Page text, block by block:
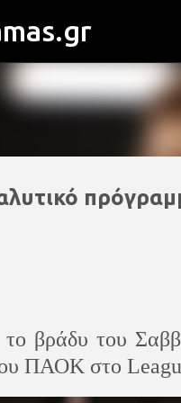
το βράδυ του
ΠΑΟΚ στο